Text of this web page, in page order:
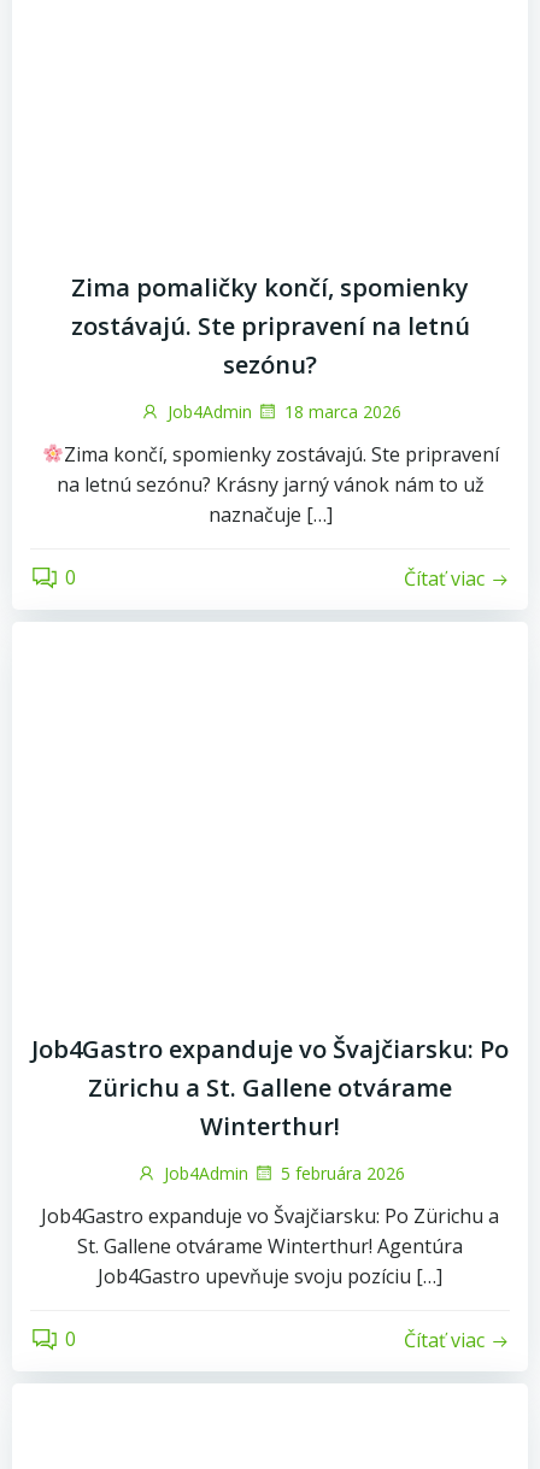
Zima pomaličky končí, spomienky
zostávajú. Ste pripravení na letnú
sezónu?
Job4Admin 18 marca 2026
Zima končí, spomienky zostávajú. Ste pripravení
na letnú sezónu? Krásny jarný vánok nám to už
naznačuje […]
0 Čítať viac
Job4Gastro expanduje vo Švajčiarsku: Po
Zürichu a St. Gallene otvárame
Winterthur!
Job4Admin 5 februára 2026
Job4Gastro expanduje vo Švajčiarsku: Po Zürichu a
St. Gallene otvárame Winterthur! ​Agentúra
Job4Gastro upevňuje svoju pozíciu […]
0 Čítať viac